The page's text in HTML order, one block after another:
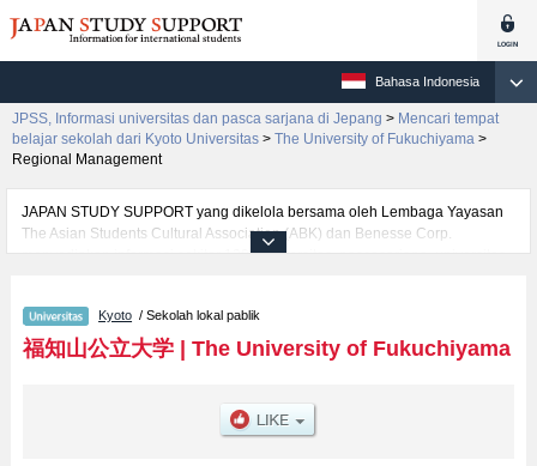
Bahasa Indonesia
JPSS, Informasi universitas dan pasca sarjana di Jepang > Mencari tempat
belajar sekolah dari Kyoto Universitas > The University of Fukuchiyama >
Regional Management
JAPAN STUDY SUPPORT yang dikelola bersama oleh Lembaga Yayasan
The Asian Students Cultural Association (ABK) dan Benesse Corp.
menyediakan informasi sekitar 1300 universitas, pascasarjana, universitas
mencakup informasi per fakultas seperti Fakultas Regional
ManagementatauFakultas Informatics, serta berbagai informasi yang
berguna bagi mahasiswa(i) mancanegara seperti kuota untuk jumlah
informasi mengenai ujian masuk, prasarana kampus, akses jalan, dan
lainnya. Silakan memanfaatkannya.
Kyoto / Sekolah lokal pablik
福知山公立大学| The University of Fukuchiyama